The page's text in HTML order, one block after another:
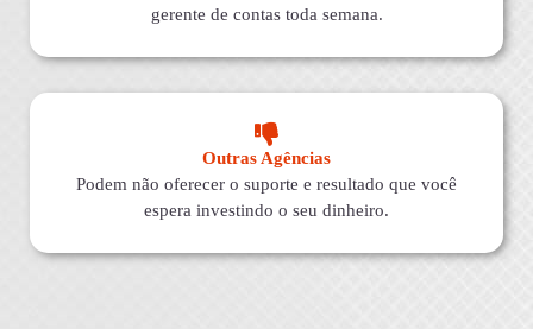
gerente de contas toda semana.
Outras Agências
Podem não oferecer o suporte e resultado que você
espera investindo o seu dinheiro.